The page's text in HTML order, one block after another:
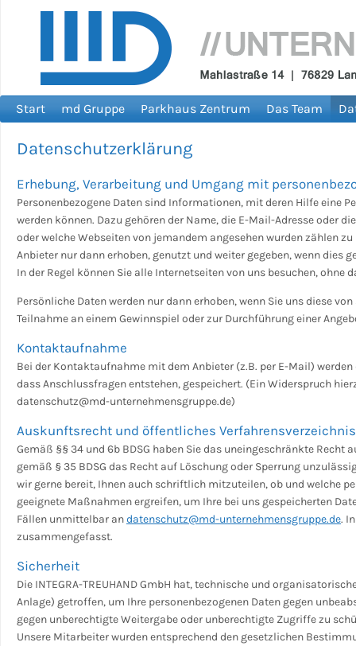
Start md Gruppe Parkhaus Zentrum Das Team
Datenschutzerklärung
Erhebung, Verarbeitung und Umgang mit
Personenbezogene Daten sind Informationen, mit deren Hilfe eine
werden können. Dazu gehören der Name, die E-Mail-Adresse oder
oder welche Webseiten von jemandem angesehen wurden zählen
Anbieter nur dann erhoben, genutzt und weiter gegeben, wenn
In der Regel können Sie alle Internetseiten von uns besuchen, ohne
Persönliche Daten werden nur dann erhoben, wenn Sie uns diese
Teilnahme an einem Gewinnspiel oder zur Durchführung einer
Kontaktaufnahme
Bei der Kontaktaufnahme mit dem Anbieter (z.B. per E-Mail)
dass Anschlussfragen entstehen, gespeichert. (Ein Widerspruch
datenschutz@md-unternehmensgruppe.de)
Auskunftsrecht und öffentliches Verfahrensverzeichnis
Gemäß §§ 34 und 6b BDSG haben Sie das uneingeschränkte
gemäß § 35 BDSG das Recht auf Löschung oder Sperrung
wir gerne bereit, Ihnen auch schriftlich mitzuteilen, ob und welche
geeignete Maßnahmen ergreifen, um Ihre bei uns gespeicherten
Fällen unmittelbar andatenschutz@md-unternehmensgruppe.de.
zusammengefasst.
Sicherheit
Die INTEGRA-TREUHAND GmbH hat, technische und
Anlage) getroffen, um Ihre personenbezogenen Daten gegen
gegen unberechtigte Weitergabe oder unberechtigte Zugriffe zu
Unsere Mitarbeiter wurden entsprechend den gesetzlichen